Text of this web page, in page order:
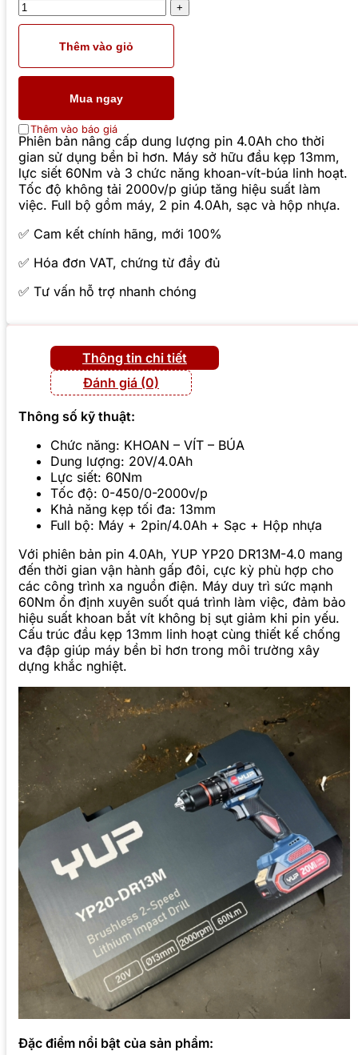
Thêm vào giỏ
Mua ngay
Thêm vào báo giá
Phiên bản nâng cấp dung lượng pin 4.0Ah cho thời
gian sử dụng bền bỉ hơn. Máy sở hữu đầu kẹp 13mm,
lực siết 60Nm và 3 chức năng khoan-vít-búa linh hoạt.
Tốc độ không tải 2000v/p giúp tăng hiệu suất làm
việc. Full bộ gồm máy, 2 pin 4.0Ah, sạc và hộp nhựa.
✅ Cam kết chính hãng, mới 100%
✅ Hóa đơn VAT, chứng từ đầy đủ
✅ Tư vấn hỗ trợ nhanh chóng
Thông tin chi tiết
Đánh giá (0)
Thông số kỹ thuật:
Chức năng: KHOAN – VÍT – BÚA
Dung lượng: 20V/4.0Ah
Lực siết: 60Nm
Tốc độ: 0-450/0-2000v/p
Khả năng kẹp tối đa: 13mm
Full bộ: Máy + 2pin/4.0Ah + Sạc + Hộp nhựa
Với phiên bản pin 4.0Ah, YUP YP20 DR13M-4.0 mang
đến thời gian vận hành gấp đôi, cực kỳ phù hợp cho
các công trình xa nguồn điện. Máy duy trì sức mạnh
60Nm ổn định xuyên suốt quá trình làm việc, đảm bảo
hiệu suất khoan bắt vít không bị sụt giảm khi pin yếu.
Cấu trúc đầu kẹp 13mm linh hoạt cùng thiết kế chống
va đập giúp máy bền bỉ hơn trong môi trường xây
dựng khắc nghiệt.
Đặc điểm nổi bật của sản phẩm: